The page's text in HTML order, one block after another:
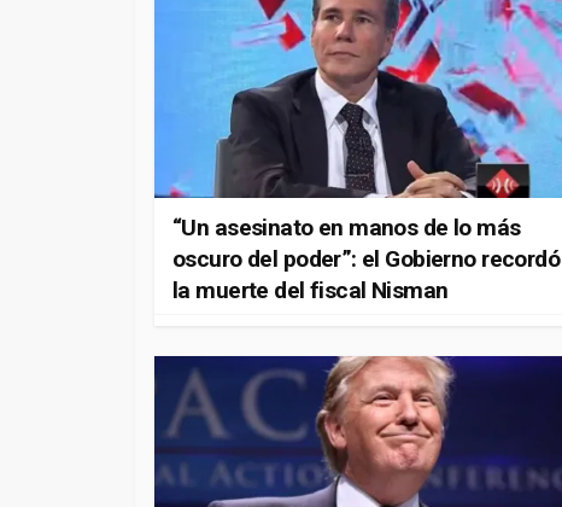
“Un asesinato en manos de lo más
oscuro del poder”: el Gobierno recordó
la muerte del fiscal Nisman